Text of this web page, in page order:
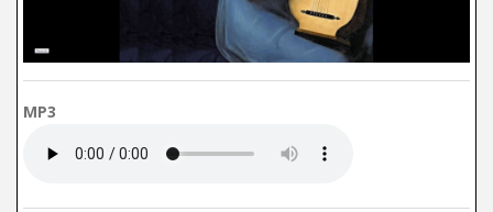
MP3